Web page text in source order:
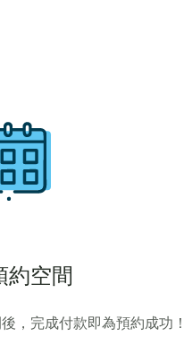
約空間
，完成付款即為預約成功